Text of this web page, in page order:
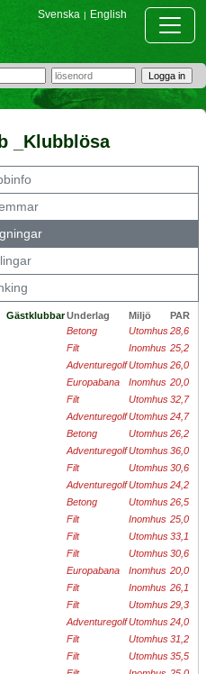
Svenska | English
_Klubblösa
GästklubbarUnderlag Miljö
PAR
Betong Utomhus28,6
Filt Inomhus 25,2
AdventuregolfUtomhus26,0
Europabana Inomhus 20,0
Filt Utomhus32,7
AdventuregolfUtomhus24,7
Betong Utomhus26,2
AdventuregolfUtomhus36,0
Filt Utomhus30,6
AdventuregolfUtomhus24,2
Betong Utomhus26,5
Filt Inomhus 25,0
Filt Utomhus33,1
Filt Utomhus30,6
Europabana Inomhus 20,0
Filt Inomhus 26,1
Filt Utomhus29,3
AdventuregolfUtomhus24,0
Filt Utomhus31,2
Filt Utomhus35,5